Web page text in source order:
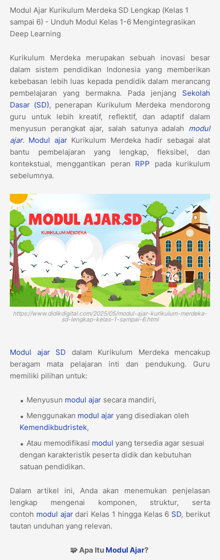
Modul Ajar Kurikulum Merdeka SD Lengkap (Kelas 1
sampai 6) - Unduh Modul Kelas 1-6 Mengintegrasikan
Deep Learning
Kurikulum Merdeka merupakan sebuah inovasi besar
dalam sistem pendidikan Indonesia yang memberikan
kebebasan lebih luas kepada pendidik dalam merancang
pembelajaran yang bermakna. Pada jenjang Sekolah
Dasar (SD), penerapan Kurikulum Merdeka mendorong
guru untuk lebih kreatif, reflektif, dan adaptif dalam
menyusun perangkat ajar, salah satunya adalah modul
ajar. Modul ajarKurikulum Merdeka hadir sebagai alat
bantu pembelajaran yang lengkap, fleksibel, dan
kontekstual, menggantikan peran RPP pada kurikulum
sebelumnya.
https://www.didikdigital.com/2025/05/modul-ajar-kurikulum-merdeka-
sd-lengkap-kelas-1-sampai-6.html
Modul ajar SD dalam Kurikulum Merdeka mencakup
beragam mata pelajaran inti dan pendukung. Guru
memiliki pilihan untuk:
Menyusun modul ajar secara mandiri,
Menggunakan modul ajar yang disediakan oleh
Kemendikbudristek,
Atau memodifikasi modul yang tersedia agar sesuai
dengan karakteristik peserta didik dan kebutuhan
satuan pendidikan.
Dalam artikel ini, Anda akan menemukan penjelasan
lengkap mengenai komponen, struktur, serta
contoh modul ajardari Kelas 1 hingga Kelas 6 SD, berikut
tautan unduhan yang relevan.
🧩 Apa Itu Modul Ajar?